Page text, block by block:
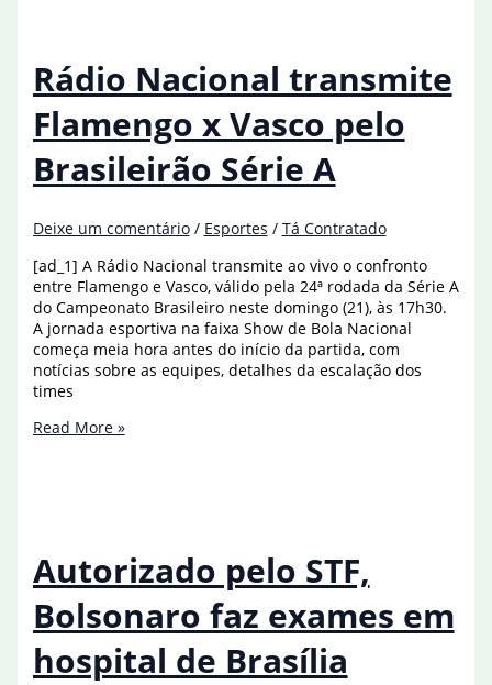
com
empate
Rádio Nacional transmite
Flamengo x Vasco pelo
Brasileirão Série A
Deixe um comentário / Esportes / Tá Contratado
[ad_1] A Rádio Nacional transmite ao vivo o confronto
entre Flamengo e Vasco, válido pela 24ª rodada da Série A
do Campeonato Brasileiro neste domingo (21), às 17h30.
A jornada esportiva na faixa Show de Bola Nacional
começa meia hora antes do início da partida, com
notícias sobre as equipes, detalhes da escalação dos
times
Rádio
Brasileirão
Série
A
Read More »
Autorizado pelo STF,
Bolsonaro faz exames em
hospital de Brasília